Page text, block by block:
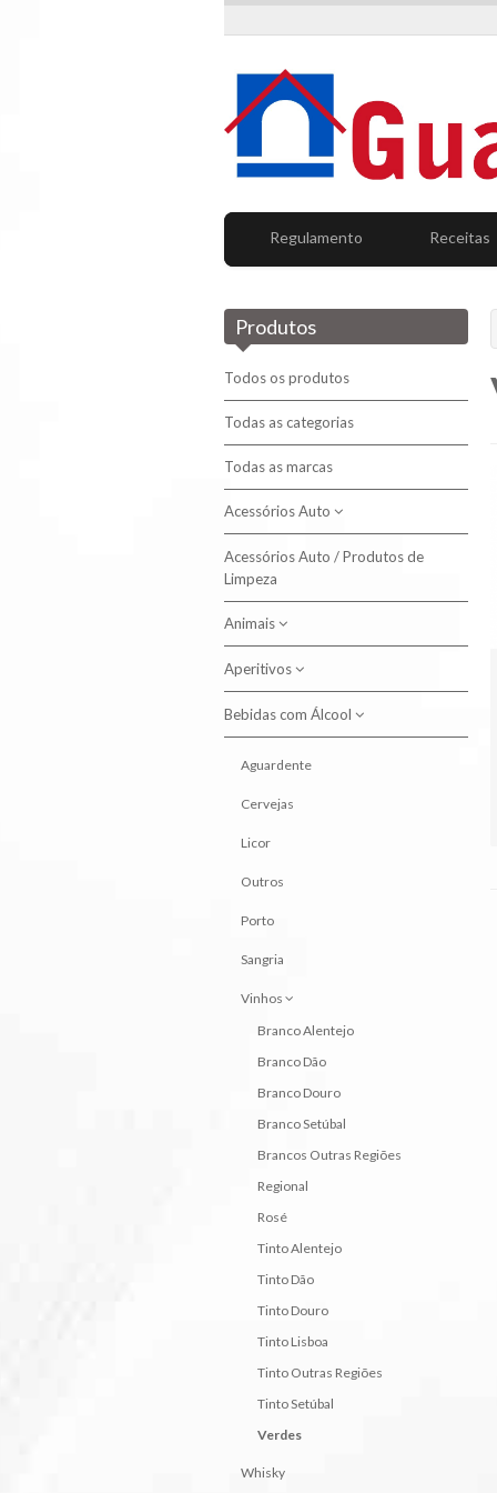
Regulamento Receitas
Produtos
Todos os produtos
Todas as categorias
Todas as marcas
Acessórios Auto
Produtos de Limpeza
Acessórios Auto / Produtos de
Limpeza
Animais
Alimento Aves
Alimento Cão
Aperitivos
Batatas Fritas
Snacks
Bebidas com Álcool
Aguardente
Cervejas
Licor
Outros
Porto
Sangria
Vinhos
Branco Alentejo
Branco Dão
Branco Douro
Branco Setúbal
Brancos Outras Regiões
Regional
Rosé
Tinto Alentejo
Tinto Dão
Tinto Douro
Tinto Lisboa
Tinto Outras Regiões
Tinto Setúbal
Verdes
Whisky